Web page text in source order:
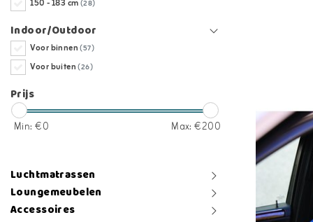
150 - 183 cm(28)
Indoor/Outdoor
Voor binnen(57)
Voor buiten(26)
Prijs
Min: €0 Max: €200
Luchtmatrassen
Loungemeubelen
Accessoires